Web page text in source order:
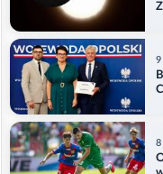
9
8